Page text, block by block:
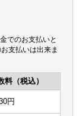
号にてご指
なる場合があ
誤差があり
障できるもの
せ。
でのお支払いと
支払いは出来ま
料（税込）
円